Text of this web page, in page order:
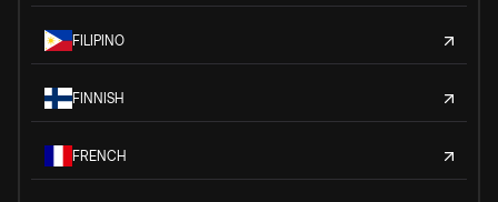
FILIPINO
FINNISH
FRENCH